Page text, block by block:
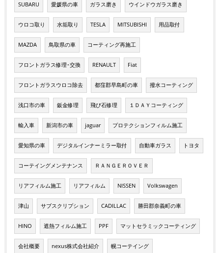
SUBARU 愛媛県の車 ガラス磨き ウインドウガラス磨き
ウロコ取り 水垢取り TESLA MITSUBISHI 用品取付
MAZDA 鳥取県の車 コーティング再施工
フロントガラス修理･交換 RENAULT Fiat
フロントガラスウロコ除去 都窪郡早島町の車 撥水コーティング
浅口市の車 鈑金修理 飛び石修理 １ＤＡＹコーティング
輸入車 新潟市の車 jaguar プロテクションフィルム施工
愛知県の車 デジタルインナーミラー取付 自動車ガラス トヨタ
コーテイングメンテナンス ＲＡＮＧＥＲＯＶＥＲ
リアフィルム施工 リアフィルム NISSEN Volkswagen
津山 サブスクリプション CADILLAC 勝田郡奈義町の車
HINO 遮熱フィルム施工 PPF マットセラミックコーティング
会社概要 nexus株式会社紹介 幌コーテイング